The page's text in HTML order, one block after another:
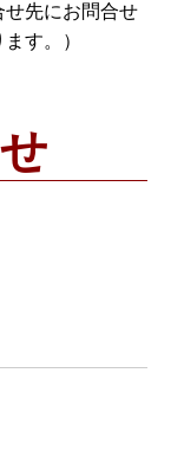
先にお問合せ
す。）